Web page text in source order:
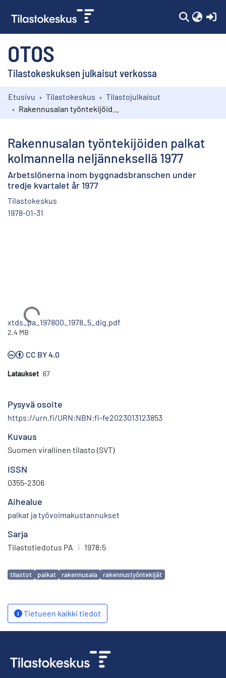
OTOS
Tilastokeskuksen julkaisut verkossa
Kokoelmat
Etusivu Tilastokeskus
Tilastojulkaisut
Rakennusalan työntekijöiden palkat
kolmannella neljänneksellä 1977
Arbetslönerna inom byggnadsbranschen under
tredje kvartalet år 1977
Tilastokeskus
1978-01-31
Ladataan...
xtds_pa_197800_1978_5_dig.pdf
2.4 MB
CC BY 4.0
Lataukset 67
Pysyvä osoite
https://urn.fi/URN:NBN:fi-fe2023013123853
Kuvaus
Suomen virallinen tilasto (SVT)
ISSN
0355-2306
Aihealue
palkat ja työvoimakustannukset
Sarja
Tilastotiedotus PA | 1978:5
Avainsanat
tilastot palkat rakennusala rakennustyöntekijät
Tietueen kaikki tiedot